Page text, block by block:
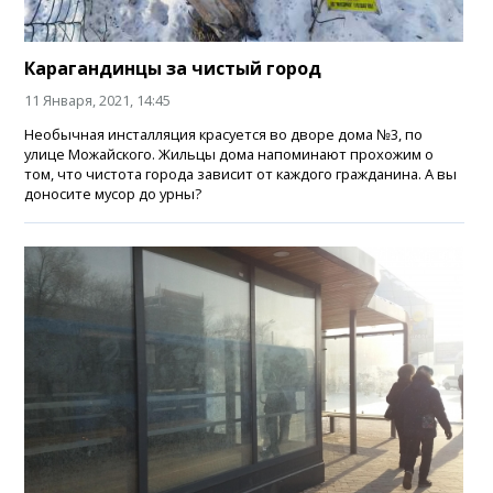
Карагандинцы за чистый город
11 Января, 2021, 14:45
Необычная инсталляция красуется во дворе дома №3, по
улице Можайского. Жильцы дома напоминают прохожим о
том, что чистота города зависит от каждого гражданина. А вы
доносите мусор до урны?